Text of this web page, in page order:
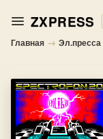
ZXPRESS
Главная → Эл.пресса